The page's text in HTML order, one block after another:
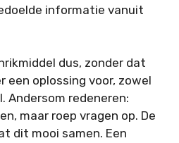
informatie vanuit
dus, zonder dat
een oplossing voor, zowel
Andersom redeneren:
maar roep vragen op. De
dit mooi samen. Een